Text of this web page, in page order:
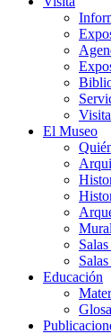
El Museo
Educación